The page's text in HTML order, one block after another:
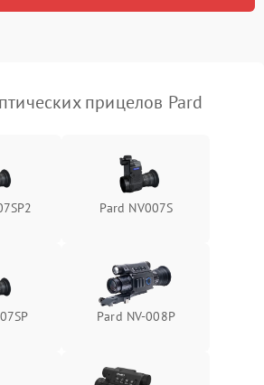
прицелов Pard
Pard NV007S
Pard NV-008P